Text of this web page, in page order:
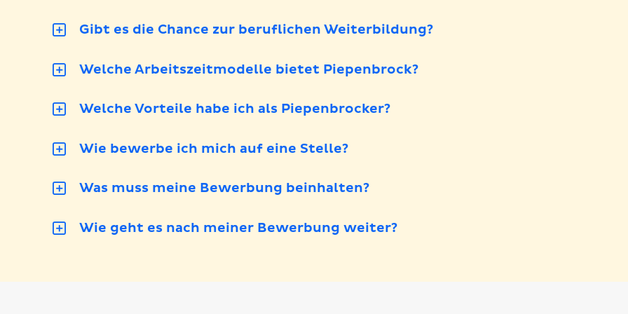
Gibt es die Chance zur beruflichen Weiterbildung?
Welche Arbeitszeitmodelle bietet Piepenbrock?
Welche Vorteile habe ich als Piepenbrocker?
Wie bewerbe ich mich auf eine Stelle?
Was muss meine Bewerbung beinhalten?
Wie geht es nach meiner Bewerbung weiter?